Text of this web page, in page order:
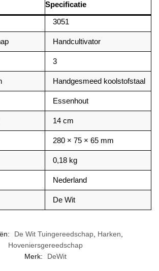
Specificatie
3051
Handcultivator
3
Handgesmeed koolstofstaal
Essenhout
14 cm
280 × 75 × 65 mm
0,18 kg
Nederland
De Wit
De Wit Tuingereedschap, Harken,
Hoveniersgereedschap
Merk:
DeWit